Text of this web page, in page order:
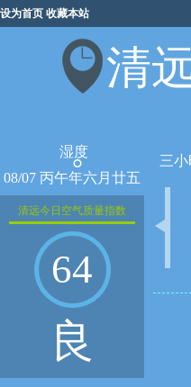
设为首页 收藏本站
清
°
湿度
08/07 丙午年六月廿五
清远今日空气质量指数
64
良
三